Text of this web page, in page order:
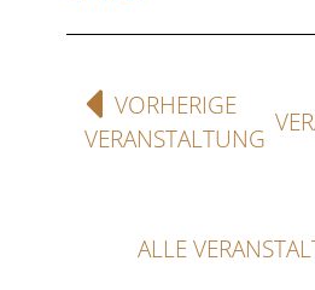
VORHERIGE
VERANSTALTUNG
ALLE